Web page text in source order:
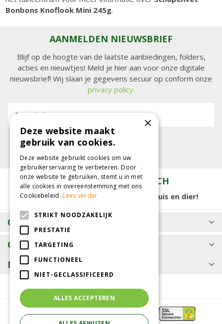
Bonbons Knoflook Mini 245g.
AANMELDEN NIEUWSBRIEF
Blijf op de hoogte van de laatste aanbiedingen, folders,
acties en nieuwtjes! Meld je hier aan voor onze digitale
nieuwsbrief! Wij slaan je gegevens secuur op conform onze
privacy policy.
E-mailadres:
TUINCENTRUM KOLBACH
15.000 m2 winkelplezier voor tuin, huis en dier!
OPENINGSTIJDEN
CONTACT
MEER INFORMATIE
×
Deze website maakt
gebruik van cookies.
Deze website gebruikt cookies om uw
gebruikerservaring te verbeteren. Door
onze website te gebruiken, stemt u in met
alle cookies in overeenstemming met ons
Cookiebeleid.Lees verder
STRIKT NOODZAKELIJK
PRESTATIE
TARGETING
FUNCTIONEEL
NIET-GECLASSIFICEERD
ALLES ACCEPTEREN